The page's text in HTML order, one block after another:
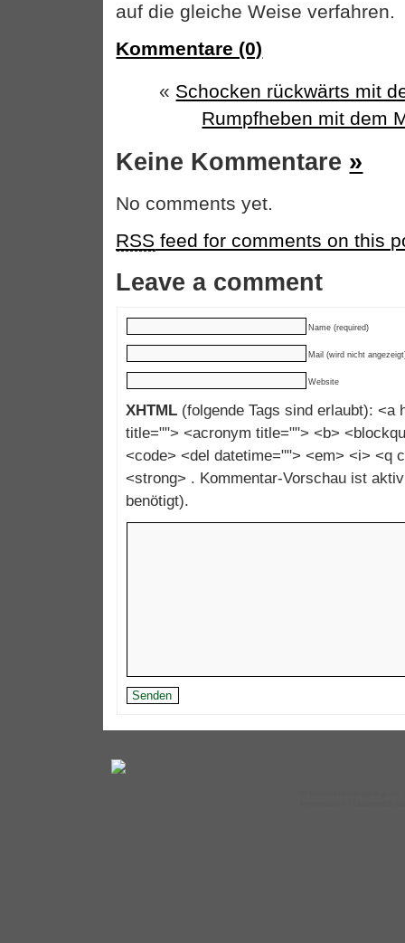
auf die gleiche Weise verfahren.
Kommentare (0)
« Schocken rückwärts mit
Rumpfheben mit dem
Keine Kommentare »
No comments yet.
RSS feed for comments on this
Leave a comment
Name (required)
Mail (wird nicht
Website
XHTML (folgende Tags sind erlaubt): <a
title=""> <acronym title=""> <b>
<code> <del datetime=""> <em> <i> <q
<strong> . Kommentar-Vorschau ist
benötigt).